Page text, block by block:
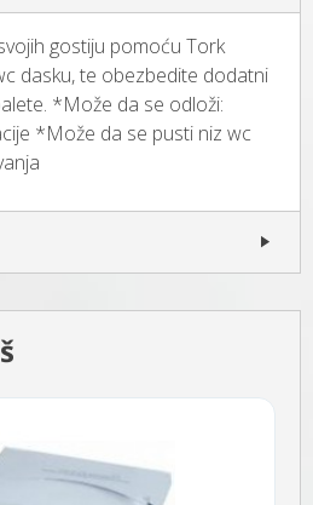
gostiju pomoću Tork
dasku, te obezbedite dodatni
*Može da se odloži:
*Može da se pusti niz wc